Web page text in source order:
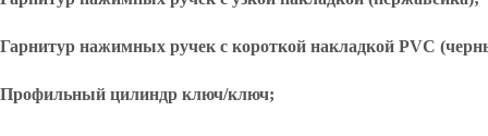
Гарнитур нажимных ручек с короткой накладкой PVC
Профильный цилиндр ключ/ключ;